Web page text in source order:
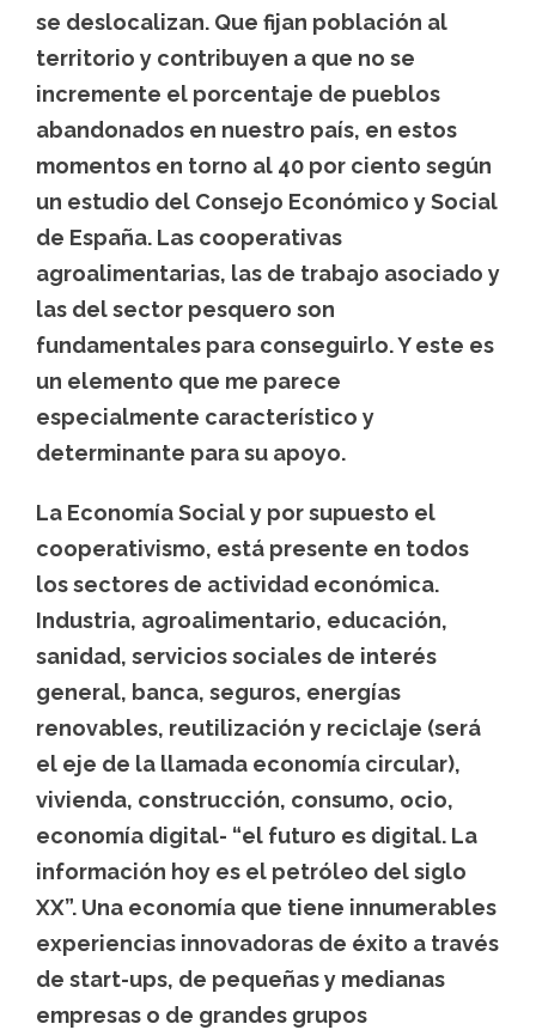
se deslocalizan. Que fijan población al
territorio y contribuyen a que no se
incremente el porcentaje de pueblos
abandonados en nuestro país, en estos
momentos en torno al 40 por ciento según
un estudio del Consejo Económico y Social
de España. Las cooperativas
agroalimentarias, las de trabajo asociado y
las del sector pesquero son
fundamentales para conseguirlo. Y este es
un elemento que me parece
especialmente característico y
determinante para su apoyo.
La Economía Social y por supuesto el
cooperativismo, está presente en todos
los sectores de actividad económica.
Industria, agroalimentario, educación,
sanidad, servicios sociales de interés
general, banca, seguros, energías
renovables, reutilización y reciclaje (será
el eje de la llamada economía circular),
vivienda, construcción, consumo, ocio,
economía digital- “el futuro es digital. La
información hoy es el petróleo del siglo
XX”. Una economía que tiene innumerables
experiencias innovadoras de éxito a través
de start-ups, de pequeñas y medianas
empresas o de grandes grupos